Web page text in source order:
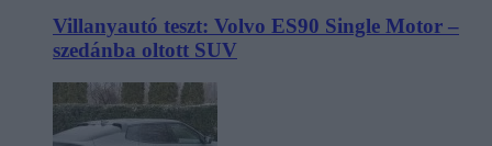
Villanyautó teszt: Volvo ES90 Single Motor –
szedánba oltott SUV